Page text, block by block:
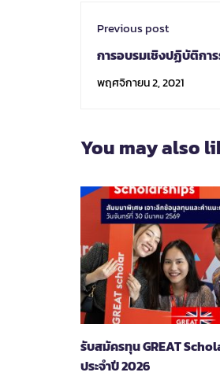
Previous post
การอบรมเชิงปฏิบัติกา
ด้านวิเทศสัมพันธ์
Supporting System –
พฤศจิกายน 2, 2021
You may also
รับสมัครทุน GREAT
ประจำปี 2026